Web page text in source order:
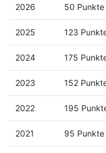
2026 50 Punkte
2025 123
2024 175
2023 152
2022 195
2021 95 Punkte